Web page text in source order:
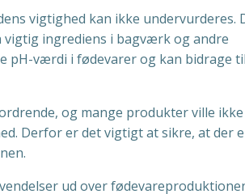
vigtighed kan ikke undervurderes.
ingrediens i bagværk og andre
pH-værdi i fødevarer og kan bidrage
og mange produkter ville ikke
Derfor er det vigtigt at sikre, at der
ud over